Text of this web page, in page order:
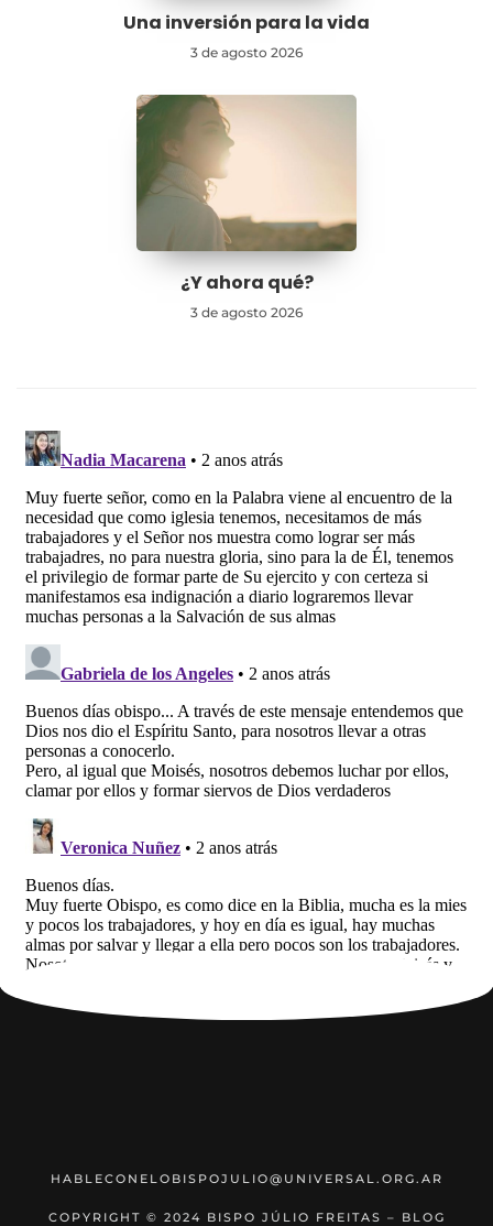
Una inversión para la vida
3 de agosto 2026
¿Y ahora qué?
3 de agosto 2026
HABLECONELOBISPOJULIO@UNIVERSAL.ORG.AR
COPYRIGHT © 2024 BISPO JÚLIO FREITAS – BLOG